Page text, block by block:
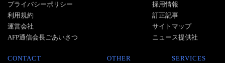
プライバシーポリシー
利用規約
運営会社
AFP通信会長ごあいさつ
採用情報
訂正記事
サイトマップ
ニュース提供社
CONTACT OTHER SERVICES